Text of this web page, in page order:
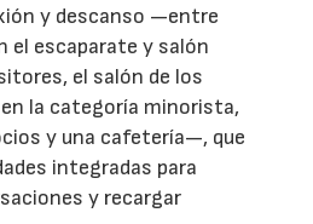
y descanso —entre
el escaparate y salón
el salón de los
la categoría minorista,
y una cafetería—, que
integradas para
y recargar